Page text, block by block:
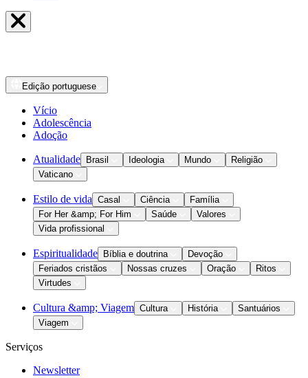
Edição portuguese
Vício
Adolescência
Adoção
Atualidade Brasil Ideologia Mundo
Religião
Vaticano
Estilo de vida Casal Ciência
Família
For Her &amp; For Him
Saúde
Valores
Vida profissional
Espiritualidade Bíblia e doutrina
Devoção
Feriados cristãos
Nossas cruzes Oração
Ritos
Virtudes
Cultura &amp; Viagem Cultura História
Santuários
Viagem
Serviços
Newsletter